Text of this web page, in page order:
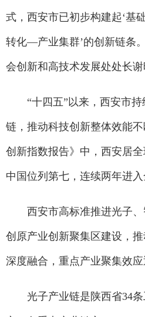
式，西安市已初步构建起‘
转化—产业集群’的创新链条
会创新和高技术发展处处长谢
“十四五”以来，西安市持
链，推动科技创新整体效能
创新指数报告》中，西安居
中国位列第七，连续两年进入
西安市高标准推进光子、
创原产业创新聚集区建设，
深度融合，重点产业聚集效应
光子产业链是陕西省34条